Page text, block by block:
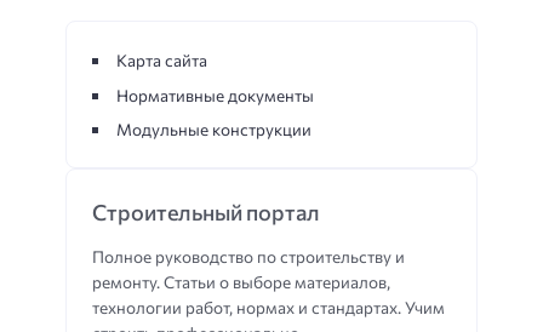
Строительный портал
Полное руководство по строительству и
ремонту. Статьи о выборе материалов,
технологии работ, нормах и стандартах. Учим
Карта сайта
Нормативные документы
Модульные конструкции